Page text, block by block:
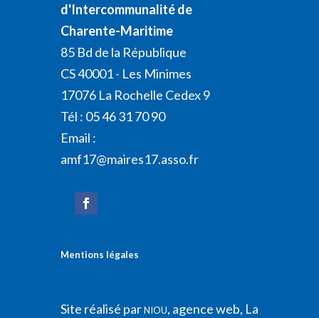
d'Intercommunalité de
Charente-Maritime
85 Bd de la République
CS 40001 - Les Minimes
17076 La Rochelle Cedex 9
Tél : 05 46 31 70 90
Email :
amf17@maires17.asso.fr
Mentions légales
Site réalisé parNIOU, agence web, La